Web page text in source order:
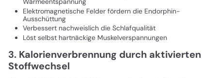
Elektromagnetische Felder fördern die Endorphin-
Ausschüttung
Verbessert nachweislich die Schlafqualität
Löst selbst hartnäckige Muskelverspannungen
3. Kalorienverbrennung durch aktivierten
Stoffwechsel